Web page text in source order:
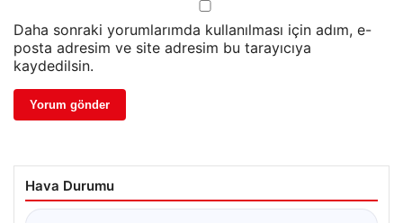
Daha sonraki yorumlarımda kullanılması için adım, e-
posta adresim ve site adresim bu tarayıcıya
kaydedilsin.
Hava Durumu